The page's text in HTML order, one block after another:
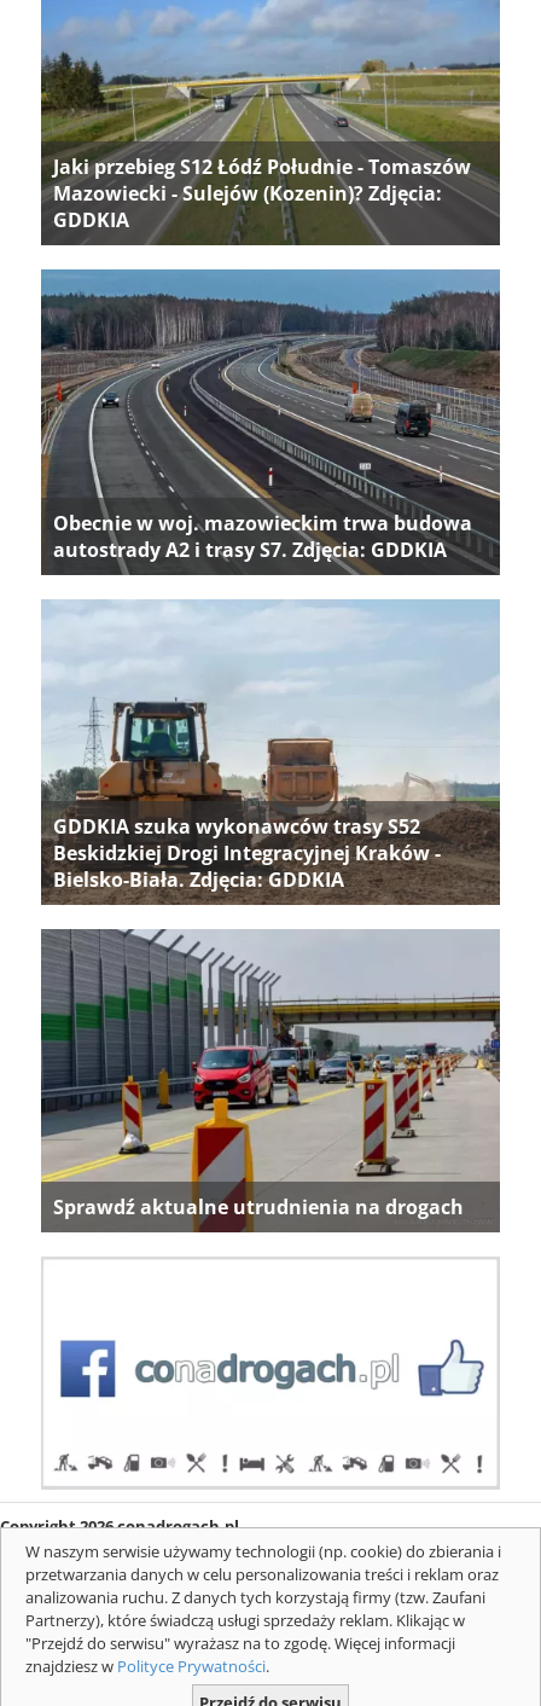
Jaki przebieg S12 Łódź Południe - Tomaszów
Mazowiecki - Sulejów (Kozenin)? Zdjęcia:
GDDKIA
Obecnie w woj. mazowieckim trwa budowa
autostrady A2 i trasy S7. Zdjęcia: GDDKIA
GDDKIA szuka wykonawców trasy S52
Beskidzkiej Drogi Integracyjnej Kraków -
Bielsko-Biała. Zdjęcia: GDDKIA
Sprawdź aktualne utrudnienia na drogach
Copyright 2026 conadrogach.pl
O firmie
Redakcja Regulamin
Informacje o cookies
Mapa serwisu
Komunikaty
W naszym serwisie używamy technologii (np. cookie) do zbierania i
przetwarzania danych w celu personalizowania treści i reklam oraz
analizowania ruchu. Z danych tych korzystają firmy (tzw. Zaufani
Partnerzy), które świadczą usługi sprzedaży reklam. Klikając w
"Przejdź do serwisu" wyrażasz na to zgodę. Więcej informacji
znajdziesz w Polityce Prywatności.